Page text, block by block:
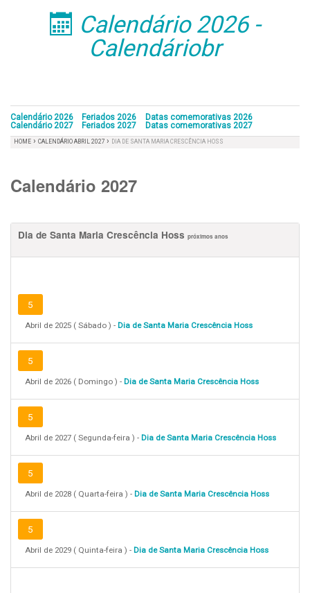
󰁣 Calendário 2026 -
Calendáriobr
Calendário 2026 Feriados 2026
Datas comemorativas 2026
Calendário 2027
Feriados 2027 Datas comemorativas 2027
HOME › CALENDÁRIO ABRIL 2027 › DIA DE SANTA MARIA CRESCÊNCIA HOSS
Calendário 2027
Dia de Santa Maria Crescência Hoss próximos anos
5
Abril de 2025 ( Sábado ) - Dia de Santa Maria Crescência Hoss
5
Abril de 2026 ( Domingo ) - Dia de Santa Maria Crescência Hoss
5
Abril de 2027 ( Segunda-feira ) - Dia de Santa Maria Crescência Hoss
5
Abril de 2028 ( Quarta-feira ) - Dia de Santa Maria Crescência Hoss
5
Abril de 2029 ( Quinta-feira ) - Dia de Santa Maria Crescência Hoss